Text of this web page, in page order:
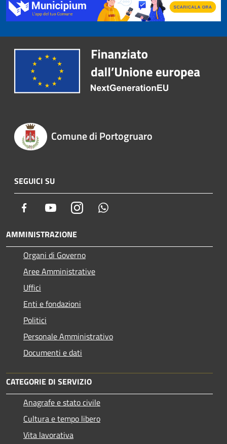
Comune di Portogruaro
SEGUICI SU
Facebook YoutubeInstagram
AMMINISTRAZIONE
Organi di Governo
Aree Amministrative
Uffici
Enti e fondazioni
Politici
Personale Amministrativo
Documenti e dati
CATEGORIE DI SERVIZIO
Anagrafe e stato civile
Cultura e tempo libero
Vita lavorativa